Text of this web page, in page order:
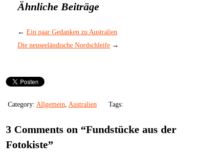
Ähnliche Beiträge
← Ein paar Gedanken zu Australien
Die neuseeländische Nordschleife →
Category: Allgemein Australien Tags:
3 Comments on “Fundstücke aus der
Fotokiste”